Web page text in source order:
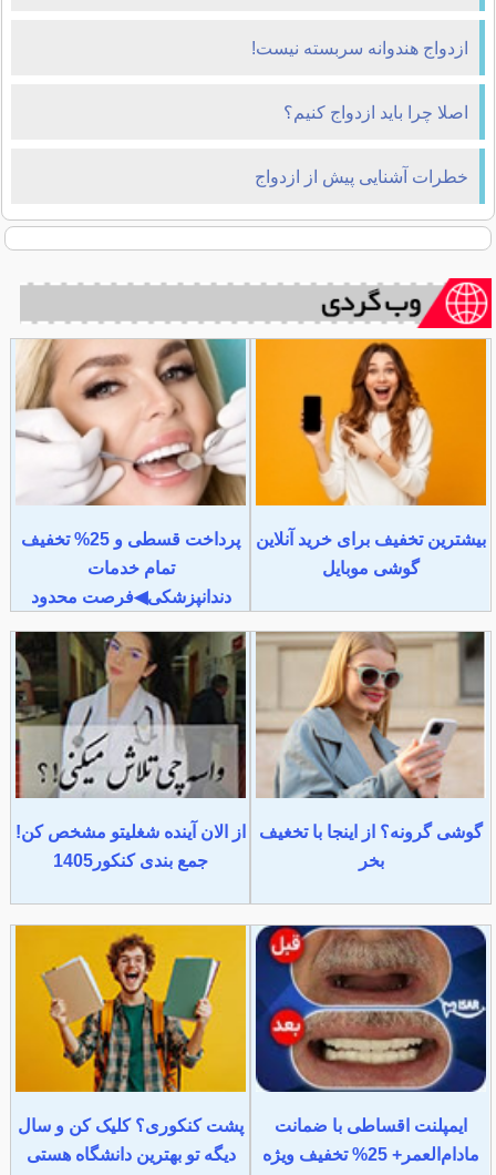
ازدواج هندوانه سربسته نیست!
اصلا چرا باید ازدواج کنیم؟
خطرات آشنایی پیش از ازدواج
بیشترین تخفیف برای خرید آنلاین
گوشی موبایل
پرداخت قسطی و 25% تخفیف
تمام خدمات
دندانپزشکی◀فرصت محدود
گوشی گرونه؟ از اینجا با تخغیف
بخر
از الان آینده شغلیتو مشخص کن!
جمع بندی کنکور1405
ایمپلنت اقساطی با ضمانت
مادام‌العمر+ 25% تخفیف ویژه
پشت کنکوری؟ کلیک کن و سال
دیگه تو بهترین دانشگاه هستی